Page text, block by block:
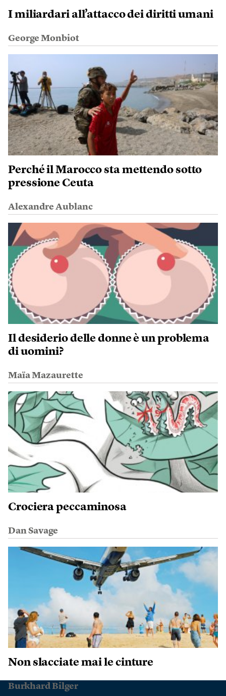
I miliardari all’attacco dei diritti umani
George Monbiot
Perché il Marocco sta mettendo sotto
pressione Ceuta
Alexandre Aublanc
Il desiderio delle donne è un problema
di uomini?
Maïa Mazaurette
Crociera peccaminosa
Dan Savage
Non slacciate mai le cinture
Burkhard Bilger